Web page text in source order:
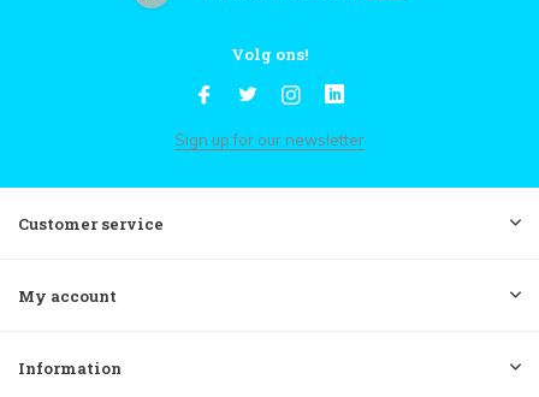
Volg ons!
Sign up for our newsletter
Customer service
My account
Information